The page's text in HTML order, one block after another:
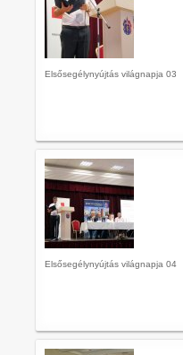
Elsősegélynyújtás világnapja 03
Elsősegélynyújtás világnapja 04